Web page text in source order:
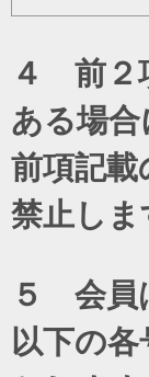
４ 前２
ある場
前項記
禁止しま
５ 会員
以下の